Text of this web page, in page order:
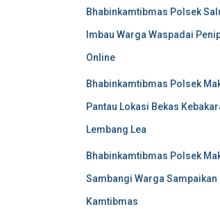
Bhabinkamtibmas Polsek
Imbau Warga Waspadai
Online
Bhabinkamtibmas Polsek
Pantau Lokasi Bekas
Lembang Lea
Bhabinkamtibmas Polsek
Sambangi Warga Sampaikan
Kamtibmas